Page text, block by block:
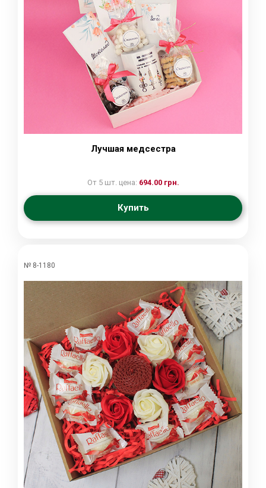
Лучшая медсестра
От 5 шт. цена: 694.00 грн.
Купить
№ 8-1180